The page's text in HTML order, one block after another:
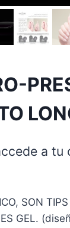
a tu
SON
ES GEL.